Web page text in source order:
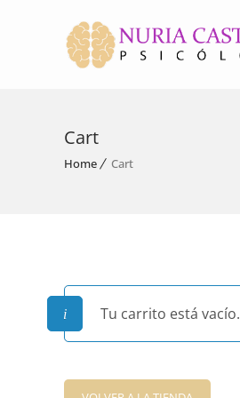
Cart
Home Cart
Tu carrito está vacío.